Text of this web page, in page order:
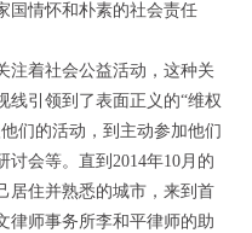
国情怀和朴素的社会责任
着社会公益活动，这种关
线引领到了表面正义的“维权
们的活动，到主动参加他们
会等。直到2014年10月的
居住并熟悉的城市，来到首
律师事务所李和平律师的助